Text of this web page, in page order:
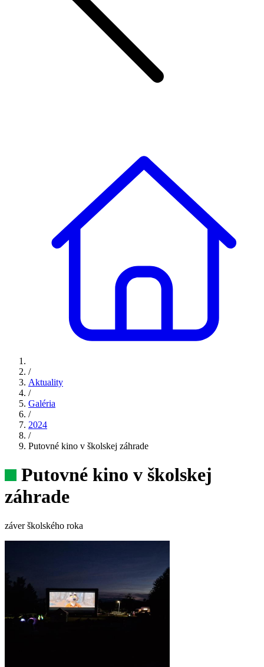
/
Aktuality
/
Galéria
/
2024
/
Putovné kino v školskej záhrade
Putovné kino v školskej
záhrade
záver školského roka